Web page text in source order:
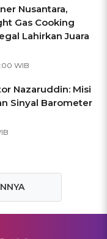
Nusantara,
Gas Cooking
Lahirkan Juara
WIB
Nazaruddin: Misi
Sinyal Barometer